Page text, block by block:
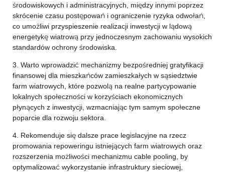
środowiskowych i administracyjnych, między innymi poprzez
skrócenie czasu postępowań i ograniczenie ryzyka odwołań,
co umożliwi przyspieszenie realizacji inwestycji w lądową
energetykę wiatrową przy jednoczesnym zachowaniu wysokich
standardów ochrony środowiska.
3. Warto wprowadzić mechanizmy bezpośredniej gratyfikacji
finansowej dla mieszkańców zamieszkałych w sąsiedztwie
farm wiatrowych, które pozwolą na realne partycypowanie
lokalnych społeczności w korzyściach ekonomicznych
płynących z inwestycji, wzmacniając tym samym społeczne
poparcie dla rozwoju sektora.
4. Rekomenduje się dalsze prace legislacyjne na rzecz
promowania repoweringu istniejących farm wiatrowych oraz
rozszerzenia możliwości mechanizmu cable pooling, by
optymalizować wykorzystanie infrastruktury sieciowej,